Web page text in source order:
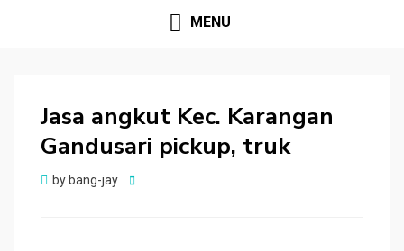
MENU
Jasa angkut Kec. Karangan
Gandusari pickup, truk
by bang-jay
Posted